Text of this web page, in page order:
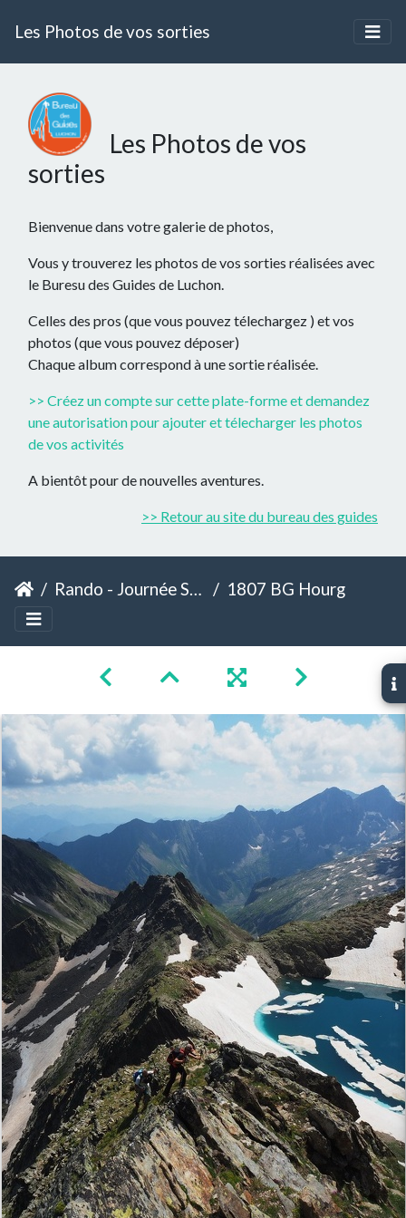
Les Photos de vos sorties
Les Photos de vos
sorties
Bienvenue dans votre galerie de photos,
Vous y trouverez les photos de vos sorties réalisées avec
le Buresu des Guides de Luchon.
Celles des pros (que vous pouvez télechargez ) et vos
photos (que vous pouvez déposer)
Chaque album correspond à une sortie réalisée.
>> Créez un compte sur cette plate-forme et demandez
une autorisation pour ajouter et télecharger les photos
de vos activités
A bientôt pour de nouvelles aventures.
>> Retour au site du bureau des guides
Rando - Journée Sommet - Hourgade 1807 BG Hourgade 29